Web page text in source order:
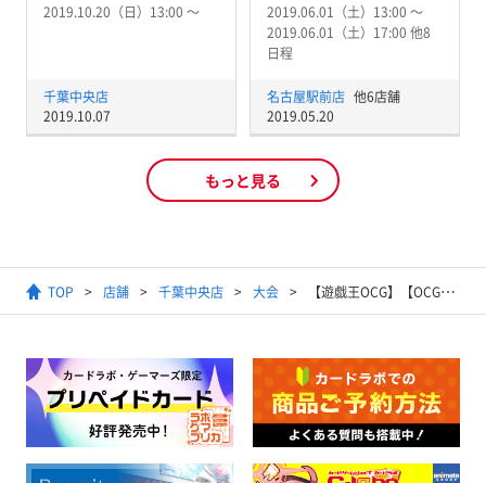
2019.10.20（日）13:00 〜
千葉中央店
2019.10.07
2019.06.01（土）13:00 〜
2019.06.01（土）17:00 他8
日程
名古屋駅前店 他6店舗
2019.05.20
もっと見る
TOP 店舗 千葉中央店 大会 【遊戯王OCG】【OCG】デュエリスト交流会